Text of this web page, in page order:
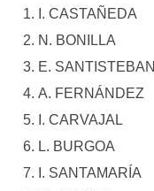
I. CASTAÑEDA
N. BONILLA
E. SANTISTEBAN
A. FERNÁNDEZ
I. CARVAJAL
L. BURGOA
I. SANTAMARÍA